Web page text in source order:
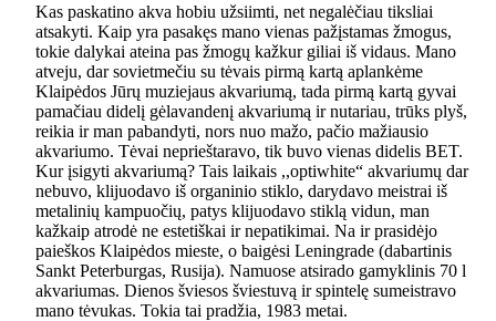
Kas paskatino akva hobiu užsiimti, net negalėčiau tiksliai
atsakyti. Kaip yra pasakęs mano vienas pažįstamas žmogus,
tokie dalykai ateina pas žmogų kažkur giliai iš vidaus. Mano
atveju, dar sovietmečiu su tėvais pirmą kartą aplankėme
Klaipėdos Jūrų muziejaus akvariumą, tada pirmą kartą gyvai
pamačiau didelį gėlavandenį akvariumą ir nutariau, trūks plyš,
reikia ir man pabandyti, nors nuo mažo, pačio mažiausio
akvariumo. Tėvai neprieštaravo, tik buvo vienas didelis BET.
Kur įsigyti akvariumą? Tais laikais ,,optiwhite“ akvariumų dar
nebuvo, klijuodavo iš organinio stiklo, darydavo meistrai iš
metalinių kampuočių, patys klijuodavo stiklą vidun, man
kažkaip atrodė ne estetiškai ir nepatikimai. Na ir prasidėjo
paieškos Klaipėdos mieste, o baigėsi Leningrade (dabartinis
Sankt Peterburgas, Rusija). Namuose atsirado gamyklinis 70 l
akvariumas. Dienos šviesos šviestuvą ir spintelę sumeistravo
mano tėvukas. Tokia tai pradžia, 1983 metai.